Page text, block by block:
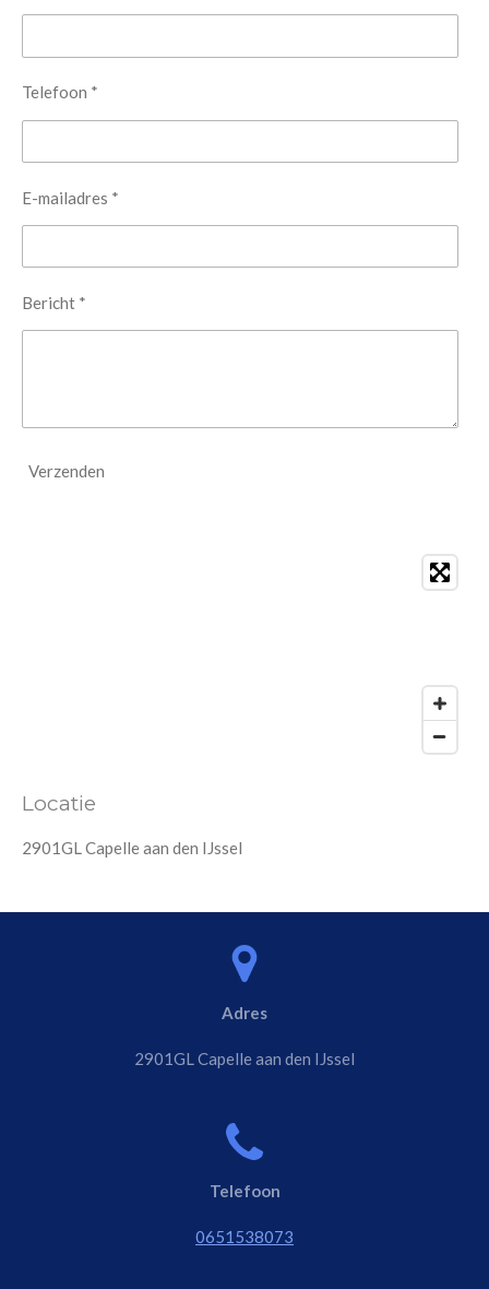
Telefoon *
E-mailadres *
Bericht *
Verzenden
Locatie
2901GL Capelle aan den IJssel
Adres
2901GL Capelle aan den IJssel
Telefoon
0651538073